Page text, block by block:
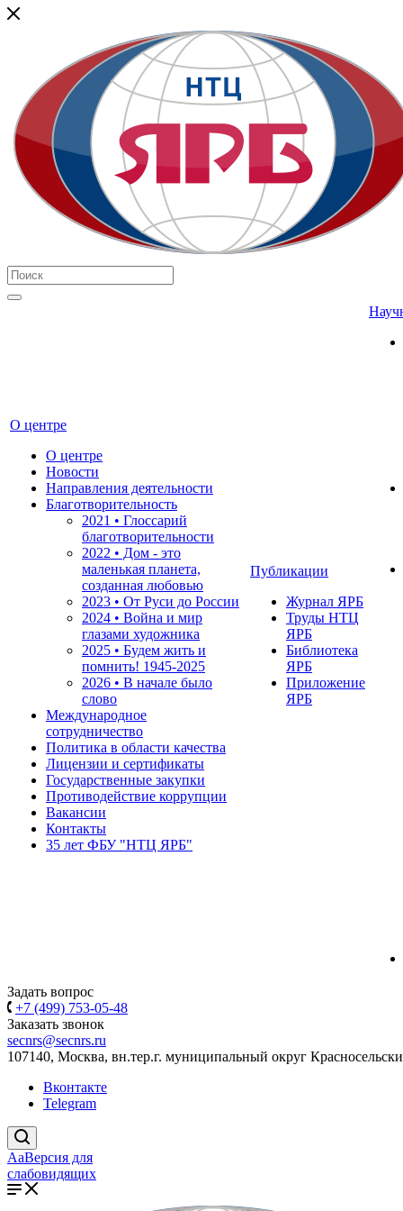
О центре
О центре
Новости
Направления деятельности
Благотворительность
2021 • Глоссарий
благотворительности
2022 • Дом - это
маленькая планета,
созданная любовью
2023 • От Руси до России
2024 • Война и мир
глазами художника
2025 • Будем жить и
помнить! 1945-2025
2026 • В начале было
слово
Международное
сотрудничество
Политика в области качества
Лицензии и сертификаты
Государственные закупки
Противодействие коррупции
Вакансии
Контакты
35 лет ФБУ "НТЦ ЯРБ"
Публикации
Журнал ЯРБ
Труды НТЦ
ЯРБ
Библиотека
ЯРБ
Приложение
ЯРБ
Задать вопрос
+7 (499) 753-05-48
Заказать звонок
secnrs@secnrs.ru
107140, Москва, вн.тер.г. муниципальный округ
Вконтакте
Telegram
AaВерсия для
слабовидящих